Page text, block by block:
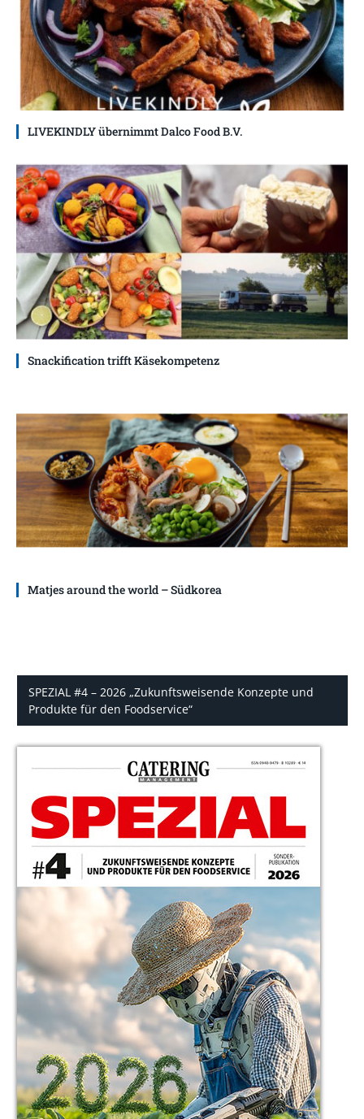
LIVEKINDLY übernimmt Dalco Food B.V.
Snackification trifft Käsekompetenz
Matjes around the world – Südkorea
SPEZIAL #4 – 2026 „Zukunftsweisende Konzepte und
Produkte für den Foodservice“